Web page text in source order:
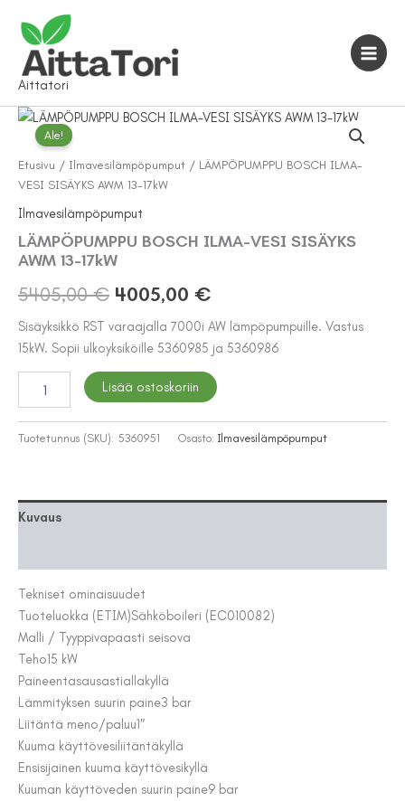
sisältöön
Aittatori
Ale!
Etusivu / Ilmavesilämpöpumput / LÄMPÖPUMPPU BOSCH ILMA-
VESI SISÄYKS AWM 13-17kW
Ilmavesilämpöpumput
LÄMPÖPUMPPU BOSCH ILMA-VESI SISÄYKS
AWM 13-17kW
5405,00€ Alkuperäinen
hinta
oli:
5405,00 €.
4005,00 €
hinta
on:
4005,00 €.
Sisäyksikkö RST varaajalla 7000i AW lämpöpumpuille. Vastus
15kW. Sopii ulkoyksiköille 5360985 ja 5360986
LÄMPÖPUMPPU
BOSCH
VESI
17kW
määrä
Lisää ostoskoriin
Tuotetunnus (SKU): 5360951 Osasto: Ilmavesilämpöpumput
Kuvaus
Tekniset ominaisuudet
Tuoteluokka (ETIM)Sähköboileri (EC010082)
Malli / Tyyppivapaasti seisova
Teho15 kW
Paineentasausastiallakyllä
Lämmityksen suurin paine3 bar
Liitäntä meno/paluu1″
Kuuma käyttövesiliitäntäkyllä
Ensisijainen kuuma käyttövesikyllä
Kuuman käyttöveden suurin paine9 bar